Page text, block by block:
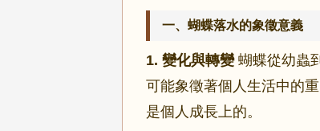
一、蝴蝶落水的象徵意義
1. 變化與轉變蝴蝶從幼蟲
可能象徵著個人生活中的
是個人成長上的。